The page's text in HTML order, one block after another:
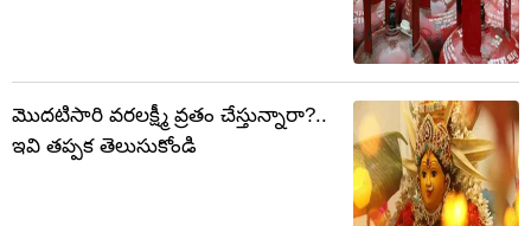
మొదటిసారి వరలక్ష్మీ వ్రతం చేస్తున్నారా?..
ఇవి తప్పక తెలుసుకోండి